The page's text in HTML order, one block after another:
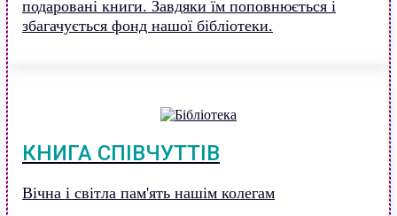
подаровані книги. Завдяки їм поповнюється і
збагачується фонд нашої бібліотеки.
КНИГА СПІВЧУТТІВ
Вічна і світла пам'ять нашім колегам